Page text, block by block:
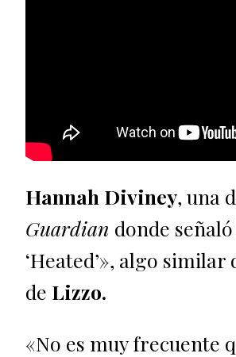
Hannah Diviney, una
Guardian donde
‘Heated’», algo
de Lizzo.
«No es muy frecuente